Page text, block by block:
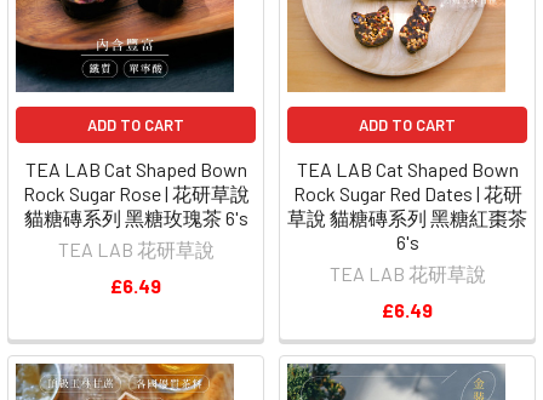
ADD TO CART
TEA LAB Cat Shaped Bown
Rock Sugar Rose | 花研草說
貓糖磚系列 黑糖玫瑰茶 6's
TEA LAB 花研草說
£6.49
ADD TO CART
TEA LAB Cat Shaped Bown
Rock Sugar Red Dates | 花研
草說 貓糖磚系列 黑糖紅棗茶
6's
TEA LAB 花研草說
£6.49